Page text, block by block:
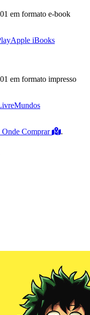
em formato e-book
Apple iBooks
em formato impresso
Mundos
Onde Comprar .